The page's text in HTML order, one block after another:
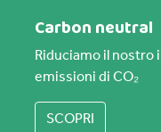
Carbon neutral
Riduciamo il nostro
emissioni di CO₂
SCOPRI